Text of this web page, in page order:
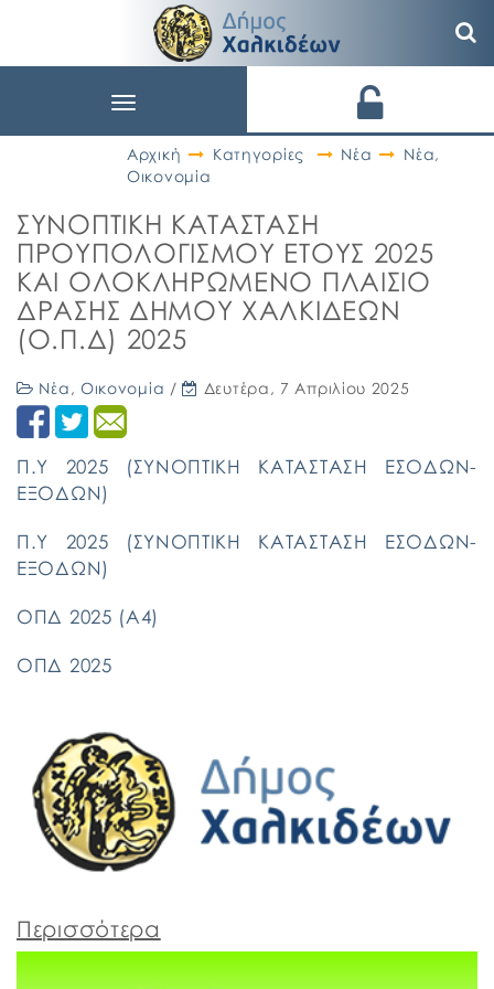
Toggle
Αρχική
Κατηγορίες Νέα Νέα,
Οικονομία
ΣΥΝΟΠΤΙΚΗ ΚΑΤΑΣΤΑΣΗ
ΠΡΟΥΠΟΛΟΓΙΣΜΟΥ ΕΤΟΥΣ 2025
ΚΑΙ ΟΛΟΚΛΗΡΩΜΕΝΟ ΠΛΑΙΣΙΟ
ΔΡΑΣΗΣ ΔΗΜΟΥ ΧΑΛΚΙΔΕΩΝ
(Ο.Π.Δ) 2025
Νέα , Οικονομία / Δευτέρα, 7 Απριλίου 2025
Π.Υ 2025 (ΣΥΝΟΠΤΙΚΗ ΚΑΤΑΣΤΑΣΗ ΕΣΟΔΩΝ-
ΕΞΟΔΩΝ)
Π.Υ 2025 (ΣΥΝΟΠΤΙΚΗ ΚΑΤΑΣΤΑΣΗ ΕΣΟΔΩΝ-
ΕΞΟΔΩΝ)
ΟΠΔ 2025 (Α4)
ΟΠΔ 2025
Περισσότερα